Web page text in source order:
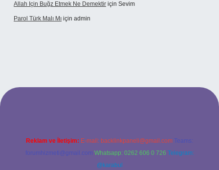
Allah Için Buğz Etmek Ne Demektir için Sevim
Parol Türk Malı Mı için admin
Reklam ve İletişim: E-mail: backlinkpaneli@gmail.com Teams:
forumhizmeti@gmail.com Whatsapp: 0262 606 0 726 Telegram:
@karabul